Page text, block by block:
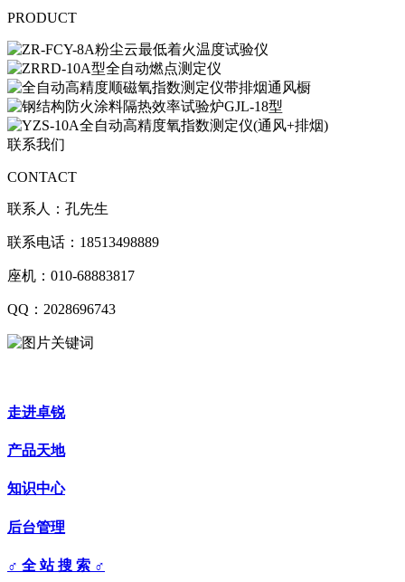
PRODUCT
联系我们
CONTACT
联系人：孔先生
联系电话：18513498889
座机：010-68883817
QQ：2028696743
走进卓锐
产品天地
知识中心
后台管理
♂ 全 站 搜 索 ♂